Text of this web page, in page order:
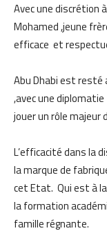
Avec une discrétion
Mohamed ,jeune
efficace et
Abu Dhabi est resté
,avec une
jouer un rôle majeur
L’efficacité dans la
la marque de
cet Etat. Qui est à
la formation
famille régnante.